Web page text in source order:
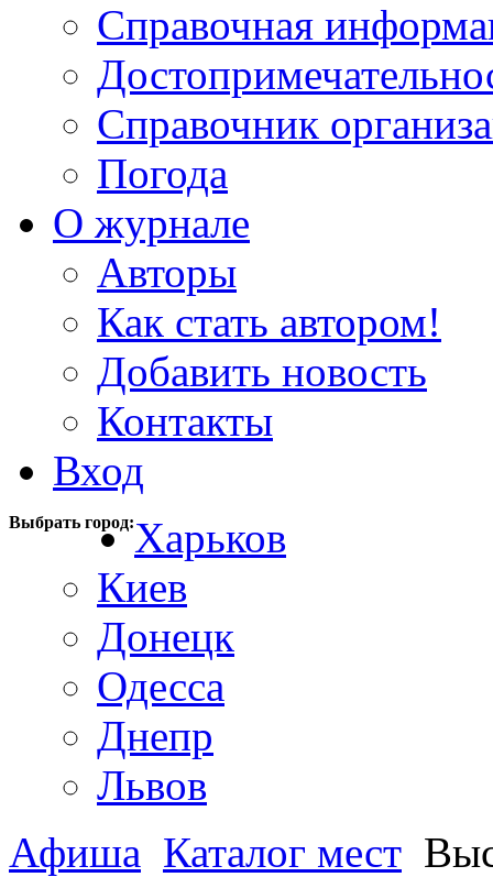
Справочная
Справочник
Погода
О журнале
Авторы
Как стать автором!
Добавить новость
Контакты
Вход
Выбрать город:Харьков
Киев
Донецк
Одесса
Днепр
Львов
Афиша Каталог мест